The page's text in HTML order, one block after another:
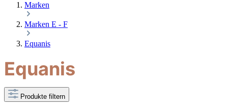
Marken
Marken E - F
Equanis
Equanis
Produkte filtern